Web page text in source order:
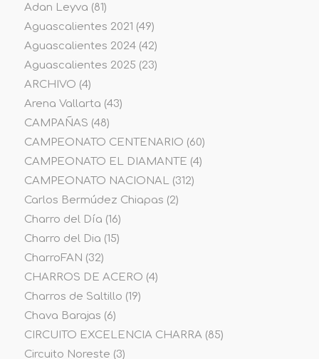
Adan Leyva (81)
Aguascalientes 2021 (49)
Aguascalientes 2024(42)
Aguascalientes 2025 (23)
ARCHIVO (4)
Arena Vallarta (43)
CAMPAÑAS (48)
CAMPEONATO CENTENARIO (60)
CAMPEONATO EL DIAMANTE (4)
CAMPEONATO NACIONAL(312)
Carlos Bermúdez Chiapas (2)
Charro del Día (16)
Charro del Dia (15)
CharroFAN (32)
CHARROS DE ACERO (4)
Charros de Saltillo (19)
Chava Barajas (6)
CIRCUITO EXCELENCIA CHARRA(85)
Circuito Noreste (3)